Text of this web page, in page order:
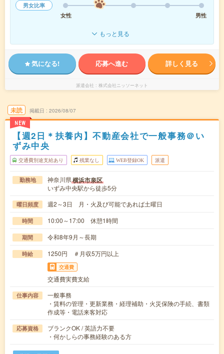
男女比率
女性
男性
もっと見る
気になる! 応募へ進む 詳しく見る
派遣会社 株式会社ニッソーネット
未読
NEW
掲載日 2026/08/07
【週2日＊扶養内】不動産会社で一般事務＠い
ずみ中央
交通費別途支給あり 残業なし WEB登録OK 派遣
勤務地 神奈川県横浜市泉区
いずみ中央駅から徒歩5分
曜日頻度 週2～3日 月・火及び可能であれば土曜日
時間 10:00～17:00 休憩1時間
期間 令和8年9月～長期
時給 1250円 ＃月収5万円以上
交通費
交通費実費支給
仕事内容
一般事務
・賃料の管理・更新業務・経理補助・火災保険の手続、書類
作成等・電話来客対応
応募資格
ブランクOK / 英語力不要
・何かしらの事務経験のある方